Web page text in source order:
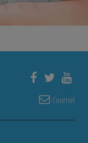
Courriel